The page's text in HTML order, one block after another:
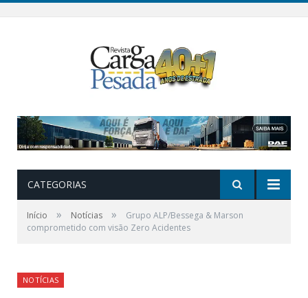
CATEGORIAS
Início » Notícias »
Grupo ALP/Bessega & Marson
comprometido com visão Zero Acidentes
NOTÍCIAS